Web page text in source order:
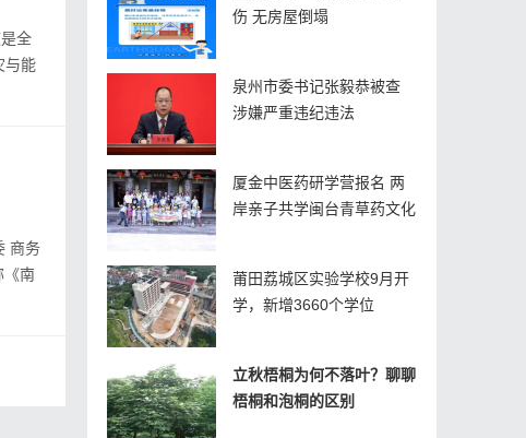
全
与能
商务
《南
伤 无房屋倒塌
泉州市委书记张毅恭被查
涉嫌严重违纪违法
厦金中医药研学营报名 两
岸亲子共学闽台青草药文化
莆田荔城区实验学校9月开
学，新增3660个学位
立秋梧桐为何不落叶？聊聊
梧桐和泡桐的区别